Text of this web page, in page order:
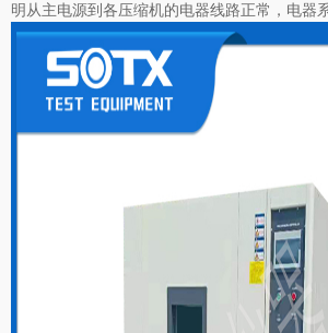
明从主电源到各压缩机的电器线路正常，电器